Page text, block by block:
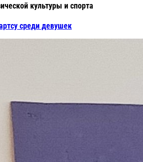
культуры и спорта
среди девушек